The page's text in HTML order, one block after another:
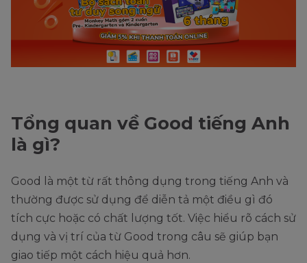
Tổng quan về Good tiếng Anh
là gì?
Good là một từ rất thông dụng trong tiếng Anh và
thường được sử dụng để diễn tả một điều gì đó
tích cực hoặc có chất lượng tốt. Việc hiểu rõ cách sử
dụng và vị trí của từ Good trong câu sẽ giúp bạn
giao tiếp một cách hiệu quả hơn.